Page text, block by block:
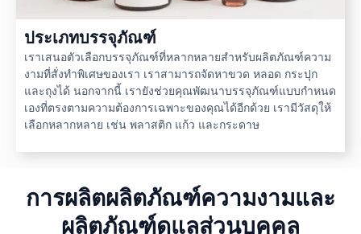
ประเภทบรรจุภัณฑ์
เราเสนอตัวเลือกบรรจุภัณฑ์ที่หลากหลายสำหรับผลิตภัณฑ์ความ
งามที่สั่งทำพิเศษของเรา เราสามารถจัดหาขวด หลอด กระปุก
และถุงได้ นอกจากนี้ เรายังช่วยคุณพัฒนาบรรจุภัณฑ์แบบกำหนด
เองที่ตรงตามความต้องการเฉพาะของคุณได้อีกด้วย เรามีวัสดุให้
เลือกหลากหลาย เช่น พลาสติก แก้ว และกระดาษ
การผลิตผลิตภัณฑ์ความงามและ
ผลิตภัณฑ์ดูแลส่วนบุคคล